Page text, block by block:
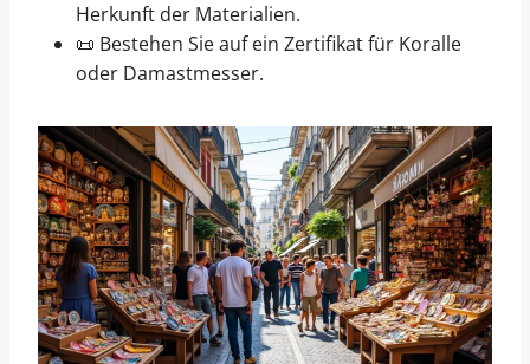
Herkunft der Materialien.
📜 Bestehen Sie auf ein Zertifikat für Koralle
oder Damastmesser.